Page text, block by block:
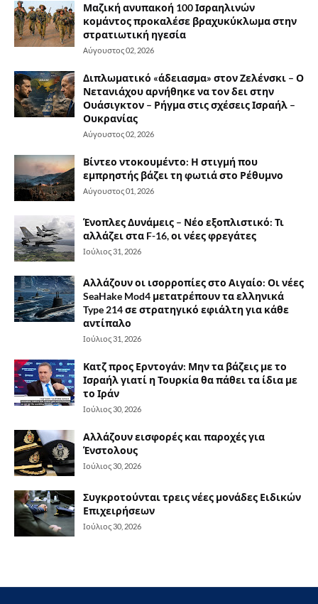
Μαζική ανυπακοή 100 Ισραηλινών
κομάντος προκαλέσε βραχυκύκλωμα στην
στρατιωτική ηγεσία
Αύγουστος 02, 2026
Διπλωματικό «άδειασμα» στον Ζελένσκι – Ο
Νετανιάχου αρνήθηκε να τον δει στην
Ουάσιγκτον – Ρήγμα στις σχέσεις Ισραήλ –
Ουκρανίας
Αύγουστος 02, 2026
Βίντεο ντοκουμέντο: Η στιγμή που
εμπρηστής βάζει τη φωτιά στο Ρέθυμνο
Αύγουστος 01, 2026
Ένοπλες Δυνάμεις – Νέο εξοπλιστικό: Τι
αλλάζει στα F-16, οι νέες φρεγάτες
Ιούλιος 31, 2026
Αλλάζουν οι ισορροπίες στο Αιγαίο: Οι νέες
SeaHake Mod4 μετατρέπουν τα ελληνικά
Type 214 σε στρατηγικό εφιάλτη για κάθε
αντίπαλο
Ιούλιος 31, 2026
Κατζ προς Ερντογάν: Μην τα βάζεις με το
Ισραήλ γιατί η Τουρκία θα πάθει τα ίδια με
το Ιράν
Ιούλιος 30, 2026
Αλλάζουν εισφορές και παροχές για
Ένστολους
Ιούλιος 30, 2026
Συγκροτούνται τρεις νέες μονάδες Ειδικών
Επιχειρήσεων
Ιούλιος 30, 2026